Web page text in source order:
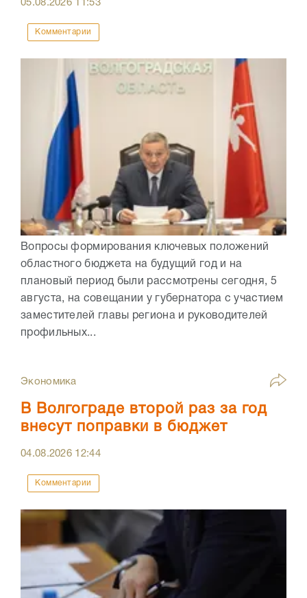
05.08.2026 11:53
Комментарии
Вопросы формирования ключевых положений
областного бюджета на будущий год и на
плановый период были рассмотрены сегодня, 5
августа, на совещании у губернатора с участием
заместителей главы региона и руководителей
профильных...
Экономика
В Волгограде второй раз за год
внесут поправки в бюджет
04.08.2026 12:44
Комментарии